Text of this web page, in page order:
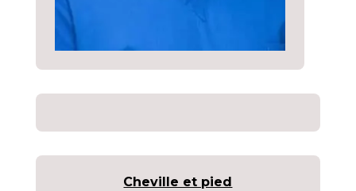
Cheville et pied